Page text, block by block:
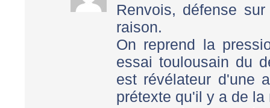
Renvois, défense
raison.
On reprend la
essai toulousain du
est révélateur d'une
prétexte qu'il y a de la